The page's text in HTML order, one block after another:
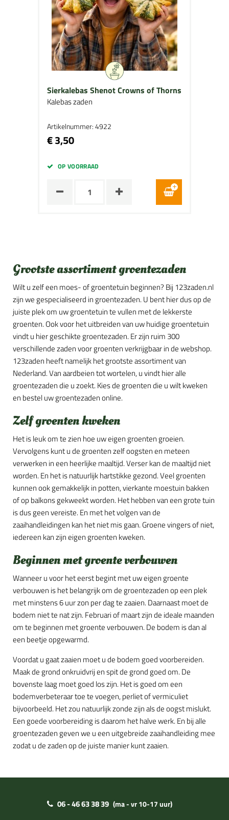
Sierkalebas Shenot Crowns of Thorns
Kalebas zaden
Artikelnummer: 4922
€ 3,50
OP VOORRAAD
Grootste assortiment groentezaden
Wilt u zelf een moes- of groentetuin beginnen? Bij 123zaden.nl
zijn we gespecialiseerd in groentezaden. U bent hier dus op de
juiste plek om uw groentetuin te vullen met de lekkerste
groenten. Ook voor het uitbreiden van uw huidige groentetuin
vindt u hier geschikte groentezaden. Er zijn ruim 300
verschillende zaden voor groenten verkrijgbaar in de webshop.
123zaden heeft namelijk het grootste assortiment van
Nederland. Van aardbeien tot wortelen, u vindt hier alle
groentezaden die u zoekt. Kies de groenten die u wilt kweken
en bestel uw groentezaden online.
Zelf groenten kweken
Het is leuk om te zien hoe uw eigen groenten groeien.
Vervolgens kunt u de groenten zelf oogsten en meteen
verwerken in een heerlijke maaltijd. Verser kan de maaltijd niet
worden. En het is natuurlijk hartstikke gezond. Veel groenten
kunnen ook gemakkelijk in potten, vierkante moestuin bakken
of op balkons gekweekt worden. Het hebben van een grote tuin
is dus geen vereiste. En met het volgen van de
zaaihandleidingen kan het niet mis gaan. Groene vingers of niet,
iedereen kan zijn eigen groenten kweken.
Beginnen met groente verbouwen
Wanneer u voor het eerst begint met uw eigen groente
verbouwen is het belangrijk om de groentezaden op een plek
met minstens 6 uur zon per dag te zaaien. Daarnaast moet de
bodem niet te nat zijn. Februari of maart zijn de ideale maanden
om te beginnen met groente verbouwen. De bodem is dan al
een beetje opgewarmd.
Voordat u gaat zaaien moet u de bodem goed voorbereiden.
Maak de grond onkruidvrij en spit de grond goed om. De
bovenste laag moet goed los zijn. Het is goed om een
bodemverbeteraar toe te voegen, perliet of vermiculiet
bijvoorbeeld. Het zou natuurlijk zonde zijn als de oogst mislukt.
Een goede voorbereiding is daarom het halve werk. En bij alle
groentezaden geven we u een uitgebreide zaaihandleiding mee
zodat u de zaden op de juiste manier kunt zaaien.
06 - 46 63 38 39 (ma - vr 10-17 uur)